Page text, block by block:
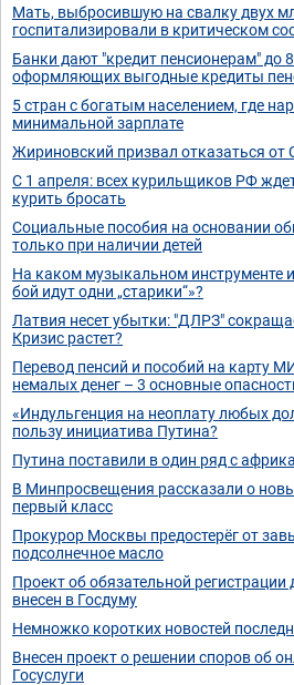
Мать, выбросившую на свалку двух
госпитализировали в критическом
Банки дают "кредит пенсионерам" до
оформляющих выгодные кредиты
5 стран с богатым населением, где
минимальной зарплате
Жириновский призвал отказаться от
С 1 апреля: всех курильщиков РФ
курить бросать
Социальные пособия на основании
только при наличии детей
На каком музыкальном инструменте
бой идут одни „старики“»?
Латвия несет убытки: "ДЛРЗ"
Кризис растет?
Перевод пенсий и пособий на карту
немалых денег – 3 основные
«Индульгенция на неоплату любых
пользу инициатива Путина?
Путина поставили в один ряд с
В Минпросвещения рассказали о
первый класс
Прокурор Москвы предостерёг от
подсолнечное масло
Проект об обязательной
внесен в Госдуму
Немножко коротких новостей
Внесен проект о решении споров об
Госуслуги